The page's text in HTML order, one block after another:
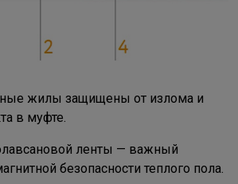
жилы защищены от излома и
в муфте.
ленты — важный
безопасности теплого пола.